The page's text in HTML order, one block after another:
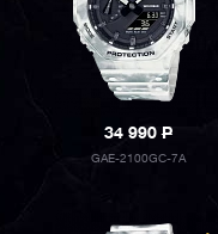
34 990P
GAE-2100GC-7A